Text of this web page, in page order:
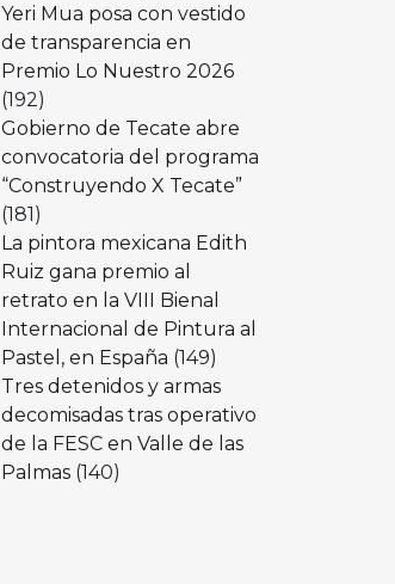
Yeri Mua posa con vestido
de transparencia en
Premio Lo Nuestro 2026
(192)
Gobierno de Tecate abre
convocatoria del programa
“Construyendo X Tecate”
(181)
La pintora mexicana Edith
Ruiz gana premio al
retrato en la VIII Bienal
Internacional de Pintura al
Pastel, en España (149)
Tres detenidos y armas
decomisadas tras operativo
de la FESC en Valle de las
Palmas (140)